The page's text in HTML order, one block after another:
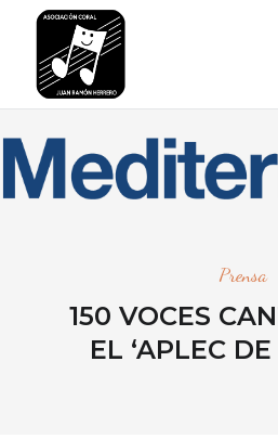
Prensa
150 VOCES
EL ‘APLEC DE